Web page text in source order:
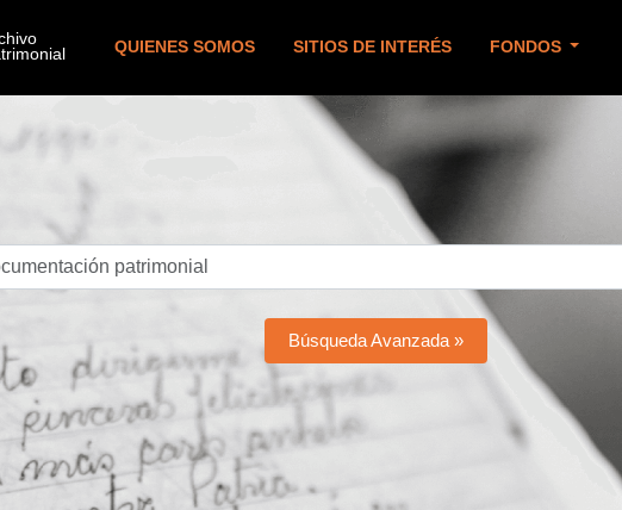
QUIENES SOMOS SITIOS DE INTERÉS FONDOS
Búsqueda Avanzada »